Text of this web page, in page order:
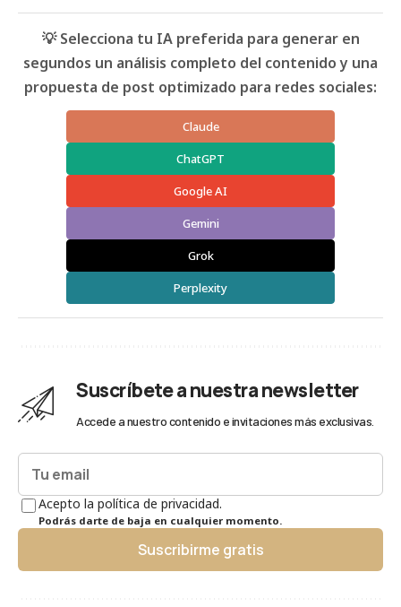
💡 Selecciona tu IA preferida para generar en
segundos un análisis completo del contenido y una
propuesta de post optimizado para redes sociales:
Claude
ChatGPT
Google AI
Gemini
Grok
Perplexity
Suscríbete a nuestra newsletter
Accede a nuestro contenido e invitaciones más exclusivas.
Acepto la política de privacidad.
Podrás darte de baja en cualquier momento.
Suscribirme gratis